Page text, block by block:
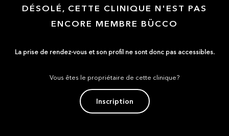
DÉSOLÉ, CETTE CLINIQUE N'EST PAS
ENCORE MEMBRE BÜCCO
La prise de rendez-vous et son profil ne sont donc pas accessibles.
Vous êtes le propriétaire de cette clinique?
Inscription